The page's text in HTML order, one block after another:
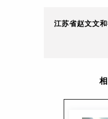
江苏省赵文文